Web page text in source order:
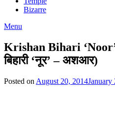
Bizarre
Menu
Krishan Bihari
बिहारी ‘नूर’ – अशआर)
Posted on August 20, 2014January